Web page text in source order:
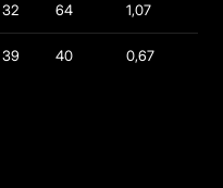
32 64 1,07
39 40 0,67